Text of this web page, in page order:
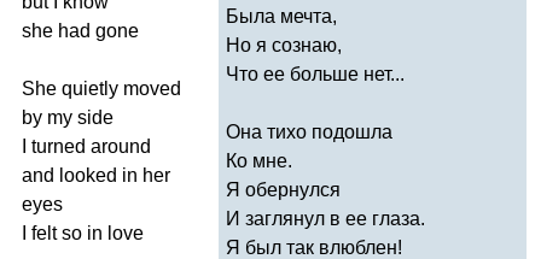
she had gone
She quietly moved
by my side
turned around
and looked in her
eyes
felt so in love
Была мечта,
Но я сознаю,
Что ее больше нет...
Она тихо подошла
Ко мне.
Я обернулся
И заглянул в ее глаза.
Я был так влюблен!